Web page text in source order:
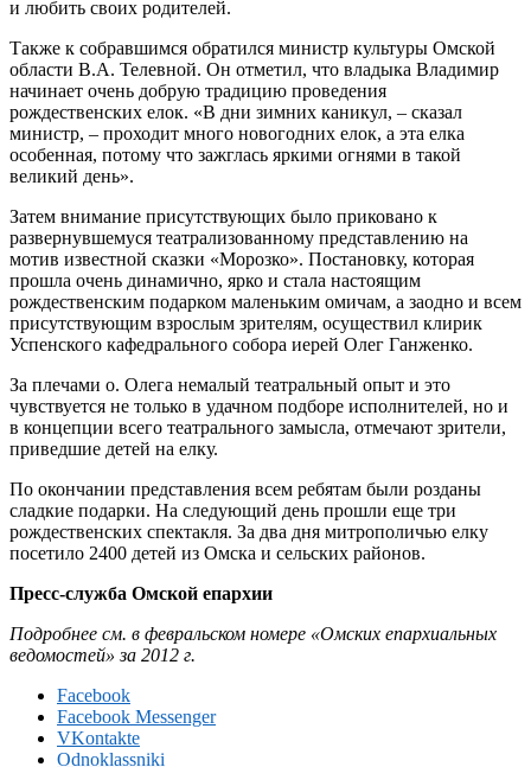
и любить своих родителей.
Также к собравшимся обратился министр культуры Омской
области В.А. Телевной. Он отметил, что владыка Владимир
начинает очень добрую традицию проведения
рождественских елок. «В дни зимних каникул, – сказал
министр, – проходит много новогодних елок, а эта елка
особенная, потому что зажглась яркими огнями в такой
великий день».
Затем внимание присутствующих было приковано к
развернувшемуся театрализованному представлению на
мотив известной сказки «Морозко». Постановку, которая
прошла очень динамично, ярко и стала настоящим
рождественским подарком маленьким омичам, а заодно и всем
присутствующим взрослым зрителям, осуществил клирик
Успенского кафедрального собора иерей Олег Ганженко.
За плечами о. Олега немалый театральный опыт и это
чувствуется не только в удачном подборе исполнителей, но и
в концепции всего театрального замысла, отмечают зрители,
приведшие детей на елку.
По окончании представления всем ребятам были розданы
сладкие подарки. На следующий день прошли еще три
рождественских спектакля. За два дня митрополичью елку
посетило 2400 детей из Омска и сельских районов.
Пресс-служба Омской епархии
Подробнее см. в февральском номере «Омских епархиальных
ведомостей» за 2012 г.
Facebook
Facebook Messenger
VKontakte
Odnoklassniki